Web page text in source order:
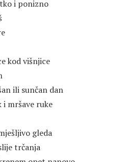
i ponizno
kod višnjice
ili sunčan dan
i mršave ruke
gleda
trčanja